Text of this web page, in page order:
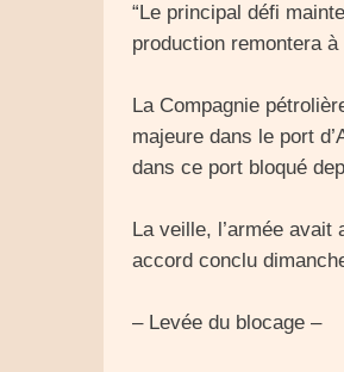
“Le principal défi
production remontera
La Compagnie
majeure dans le port
dans ce port bloqué
La veille, l’armée
accord conclu
– Levée du blocage –